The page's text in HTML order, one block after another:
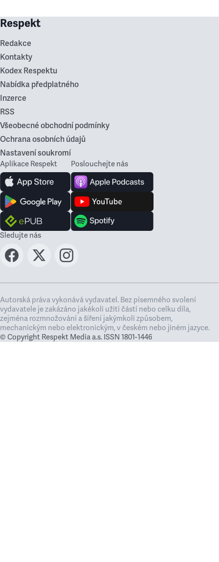
Respekt
Redakce
Kontakty
Kodex Respektu
Nabídka předplatného
Inzerce
RSS
Všeobecné obchodní podmínky
Ochrana osobních údajů
Nastavení soukromí
Aplikace Respekt Poslouchejte nás
Sledujte nás
Autorská práva vykonává vydavatel. Bez písemného svolení
vydavatele je zakázáno jakékoli užití částí nebo celku díla,
zejména rozmnožování a šíření jakýmkoli způsobem,
mechanickým nebo elektronickým, v českém nebo jiném jazyce.
© Copyright Respekt Media a.s. ISSN 1801-1446